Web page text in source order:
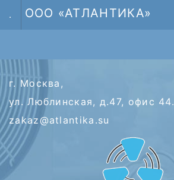
. ООО «АТЛАНТИКА»
г. Москва,
ул. Люблинская, д.47, офис 44.
zakaz@atlantika.su